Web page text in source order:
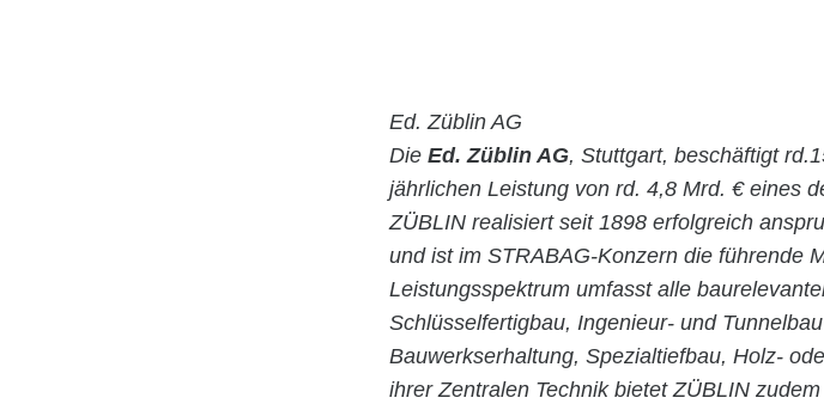
Ed. Züblin AG
Die Ed. Züblin AG, Stuttgart, beschäftigt
jährlichen Leistung von rd. 4,8 Mrd. € eines
ZÜBLIN realisiert seit 1898 erfolgreich
und ist im STRABAG-Konzern die führende
Leistungsspektrum umfasst alle
Schlüsselfertigbau, Ingenieur- und
Bauwerkserhaltung, Spezialtiefbau, Holz-
ihrer Zentralen Technik bietet ZÜBLIN